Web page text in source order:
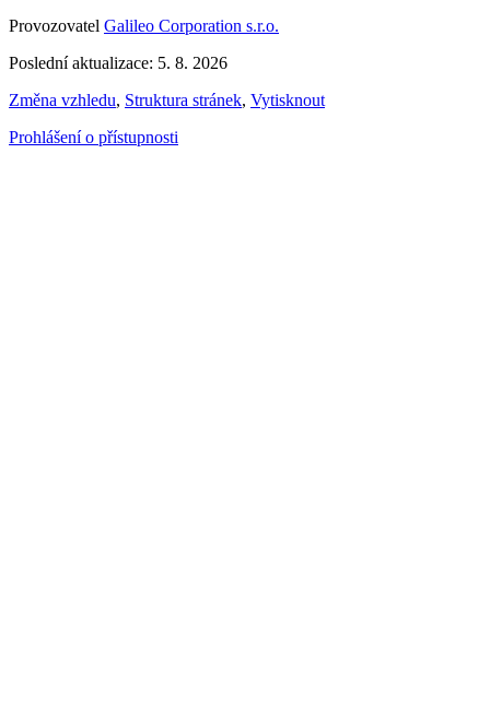
Provozovatel Galileo Corporation s.r.o.
Poslední aktualizace: 5. 8. 2026
Změna vzhledu, Struktura stránek, Vytisknout
Prohlášení o přístupnosti